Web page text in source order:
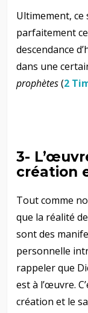
Ultimement, ce
parfaitement
descendance
dans une
prophètes(2
3-
création
Tout comme
que la réalité
sont des
personnelle
rappeler que
est à l’œuvre.
création et le